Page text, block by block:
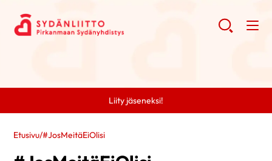
Liity jäseneksi!
Etusivu/#JosMeitäEiOlisi